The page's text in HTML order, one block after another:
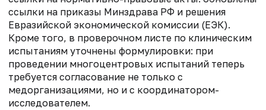
ссылки на приказы Минздрава РФ и решения
Евразийской экономической комиссии (ЕЭК).
Кроме того, в проверочном листе по клиническим
испытаниям уточнены формулировки: при
проведении многоцентровых испытаний теперь
требуется согласование не только с
медорганизациями, но и с координатором-
исследователем.